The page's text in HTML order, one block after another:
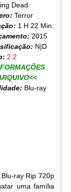
Dead
Terror
1 H 22 Min.
2015
N|D
2.2
Blu-ray
ray Rip 720p
uma família